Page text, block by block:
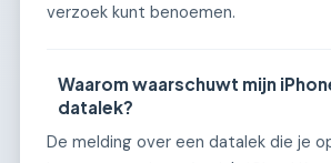
verzoek kunt benoemen.
Waarom waarschuwt mijn
datalek?
De melding over een datalek die je